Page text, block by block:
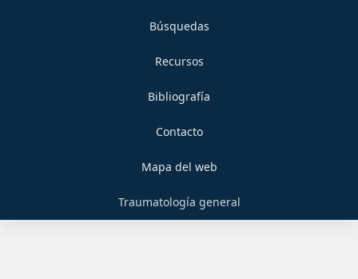
Búsquedas
Recursos
Bibliografía
Contacto
Mapa del web
Traumatología general